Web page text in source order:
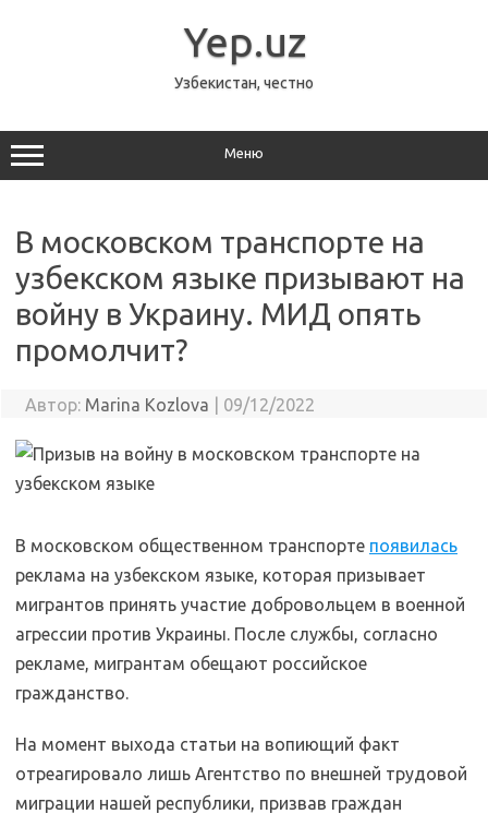
Yep.uz
Узбекистан, честно
Меню
В московском транспорте на
узбекском языке призывают на
войну в Украину. МИД опять
промолчит?
Автор: Marina Kozlova 09/12/2022
В московском общественном транспорте появилась
реклама на узбекском языке, которая призывает
мигрантов принять участие добровольцем в военной
агрессии против Украины. После службы, согласно
рекламе, мигрантам обещают российское
гражданство.
На момент выхода статьи на вопиющий факт
отреагировало лишь Агентство по внешней трудовой
миграции нашей республики, призвав граждан